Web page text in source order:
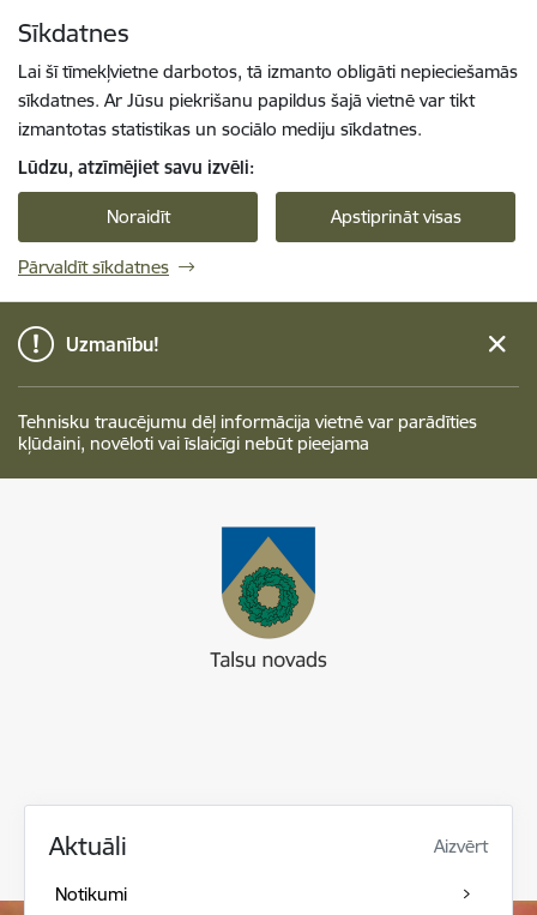
Sīkdatnes
Lai šī tīmekļvietne darbotos, tā izmanto obligāti nepieciešamās
sīkdatnes. Ar Jūsu piekrišanu papildus šajā vietnē var tikt
izmantotas statistikas un sociālo mediju sīkdatnes.
Lūdzu, atzīmējiet savu izvēli:
Noraidīt Apstiprināt visas
Pārvaldīt sīkdatnes
Uzmanību!
Tehnisku traucējumu dēļ informācija vietnē var parādīties
kļūdaini, novēloti vai īslaicīgi nebūt pieejama
Aktuāli Aizvērt
Notikumi